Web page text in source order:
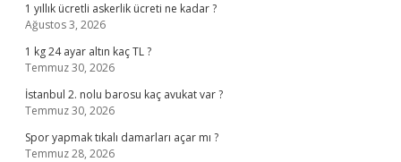
1 yıllık ücretli askerlik ücreti ne kadar ?
Ağustos 3, 2026
1 kg 24 ayar altın kaç TL ?
Temmuz 30, 2026
İstanbul 2. nolu barosu kaç avukat var ?
Temmuz 30, 2026
Spor yapmak tıkalı damarları açar mı ?
Temmuz 28, 2026